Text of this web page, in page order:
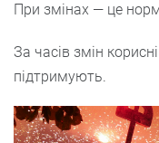
При змінах — це
За часів змін
підтримують.